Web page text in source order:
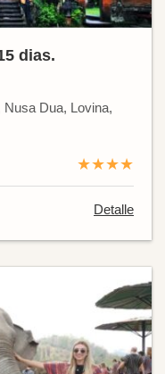
dias.
Nusa Dua, Lovina,
★★★★
Detalle